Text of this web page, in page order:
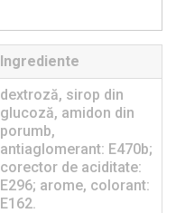
Ingrediente
dextroză, sirop din
glucoză, amidon din
porumb,
antiaglomerant: E470b;
corector de aciditate:
E296; arome, colorant:
E162.